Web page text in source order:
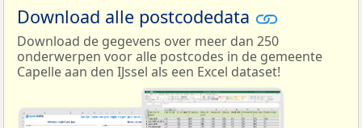
Download alle postcodedata
Download de gegevens over meer dan 250
onderwerpen voor alle postcodes in de gemeente
Capelle aan den IJssel als een Excel dataset!